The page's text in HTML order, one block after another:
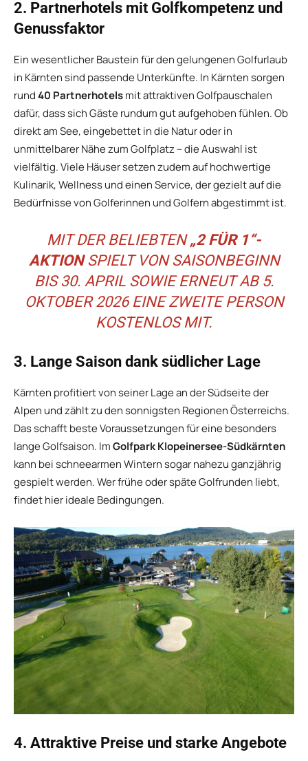
2. Partnerhotels mit Golfkompetenz und
Genussfaktor
Ein wesentlicher Baustein für den gelungenen Golfurlaub
in Kärnten sind passende Unterkünfte. In Kärnten sorgen
rund40 Partnerhotelsmit attraktiven Golfpauschalen
dafür, dass sich Gäste rundum gut aufgehoben fühlen. Ob
direkt am See, eingebettet in die Natur oder in
unmittelbarer Nähe zum Golfplatz – die Auswahl ist
vielfältig. Viele Häuser setzen zudem auf hochwertige
Kulinarik, Wellness und einen Service, der gezielt auf die
Bedürfnisse von Golferinnen und Golfern abgestimmt ist.
MIT DER BELIEBTEN„2 FÜR 1“-
AKTIONSPIELT VON SAISONBEGINN
BIS 30. APRIL SOWIE ERNEUT AB 5.
OKTOBER 2026 EINE ZWEITE PERSON
KOSTENLOS MIT.
3. Lange Saison dank südlicher Lage
Kärnten profitiert von seiner Lage an der Südseite der
Alpen und zählt zu den sonnigsten Regionen Österreichs.
Das schafft beste Voraussetzungen für eine besonders
lange Golfsaison. ImGolfpark Klopeinersee-Südkärnten
kann bei schneearmen Wintern sogar nahezu ganzjährig
gespielt werden. Wer frühe oder späte Golfrunden liebt,
findet hier ideale Bedingungen.
4. Attraktive Preise und starke Angebote